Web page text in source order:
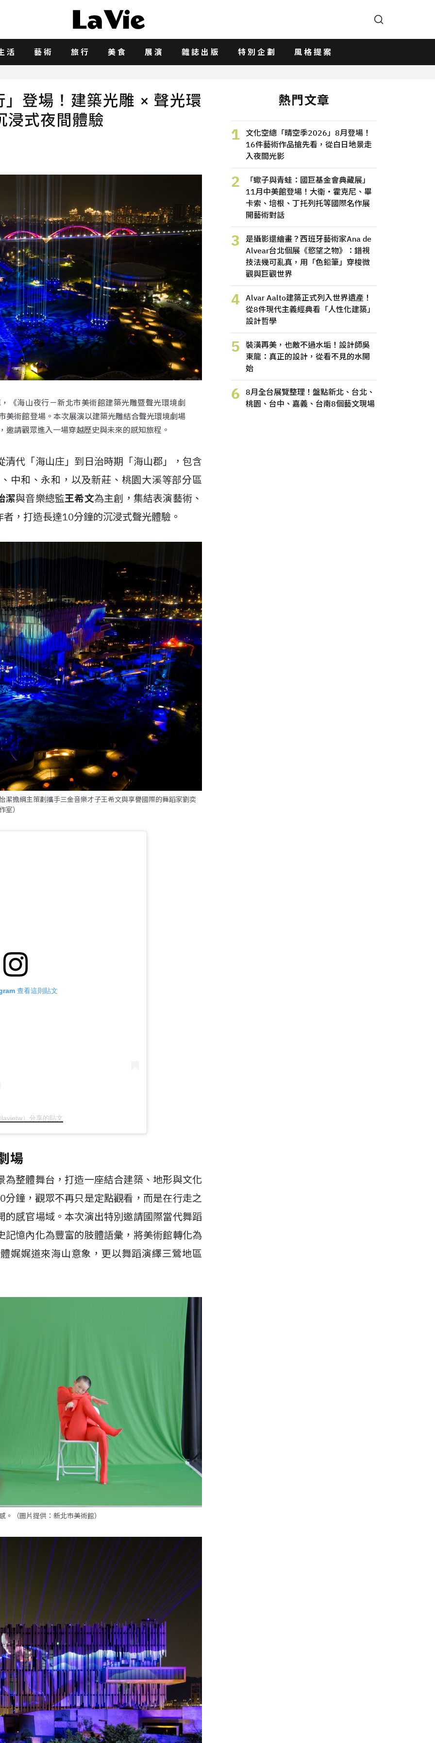
活 藝術 旅行 美食 展演 雜誌出版 特別企劃 風格提案
登場！建築光雕 × 聲光環
浸式夜間體驗
《海山夜行－新北市美術館建築光雕暨聲光環境劇
術館登場。本次展演以建築光雕結合聲光環境劇場
請觀眾進入一場穿越歷史與未來的感知旅程。
清代「海山庄」到日治時期「海山郡」，包含
中和、永和，以及新莊、桃園大溪等部分區
潔與音樂總監王希文為主創，集結表演藝術、
，打造長達10分鐘的沉浸式聲光體驗。
潔擔綱主策劃攜手三金音樂才子王希文與享譽國際的舞蹈家劉奕
室）
查看這則貼文
）分享的貼文
場
為整體舞台，打造一座結合建築、地形與文化
鐘，觀眾不再只是定點觀看，而是在行走之
感官場域。本次演出特別邀請國際當代舞蹈
憶內化為豐富的肢體語彙，將美術館轉化為
娓娓道來海山意象，更以舞蹈演繹三鶯地區
（圖片提供：新北市美術館）
熱門文章
1
文化空總「晴空季2026」8月登場！
16件藝術作品搶先看，從白日地景走
入夜間光影
2
「蠍子與青蛙：國巨基金會典藏展」
11月中美館登場！大衛・霍克尼、畢
卡索、培根、丁托列托等國際名作展
開藝術對話
3
是攝影還繪畫？西班牙藝術家Ana de
Alvear台北個展《慾望之物》：錯視
技法幾可亂真，用「色鉛筆」穿梭微
觀與巨觀世界
4
Alvar Aalto建築正式列入世界遺產！
從8件現代主義經典看「人性化建築」
設計哲學
5
裝潢再美，也敵不過水垢！設計師吳
東龍：真正的設計，從看不見的水開
始
6
8月全台展覽整理！盤點新北、台北、
桃園、台中、嘉義、台南8個藝文現場